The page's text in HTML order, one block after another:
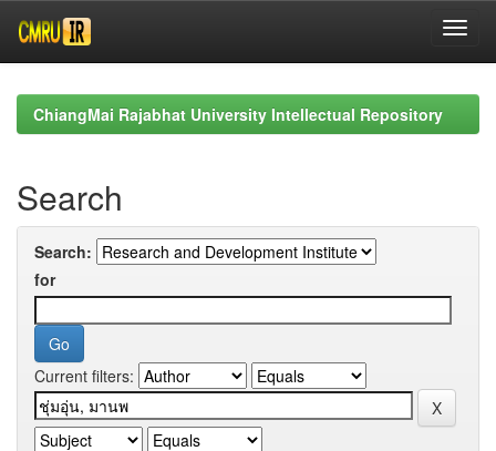
navigationChiangMai Rajabhat University Intellectual Repository
Search
Search:
for
Current filters: